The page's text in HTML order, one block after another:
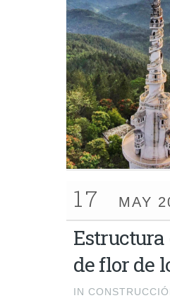
17 MAY
de flor de
IN